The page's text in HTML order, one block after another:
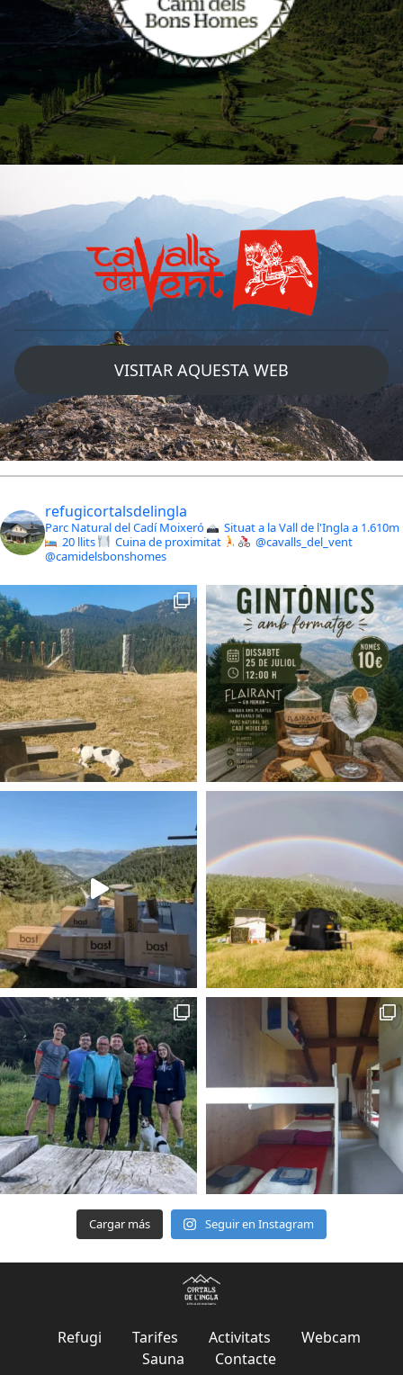
VISITAR AQUESTA WEB
refugicortalsdelingla
Parc Natural del Cadí Moixeró
Situat a la Vall de l'Ingla a 1.610m
20 llits
Cuina de proximitat
@cavalls_del_vent
@camidelsbonshomes
Cargar más Seguir en Instagram
Refugi Tarifes Activitats
Webcam
Sauna
Contacte